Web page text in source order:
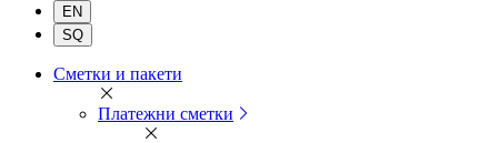
Комерцијална
Сметки и пакети
Платежни сметки